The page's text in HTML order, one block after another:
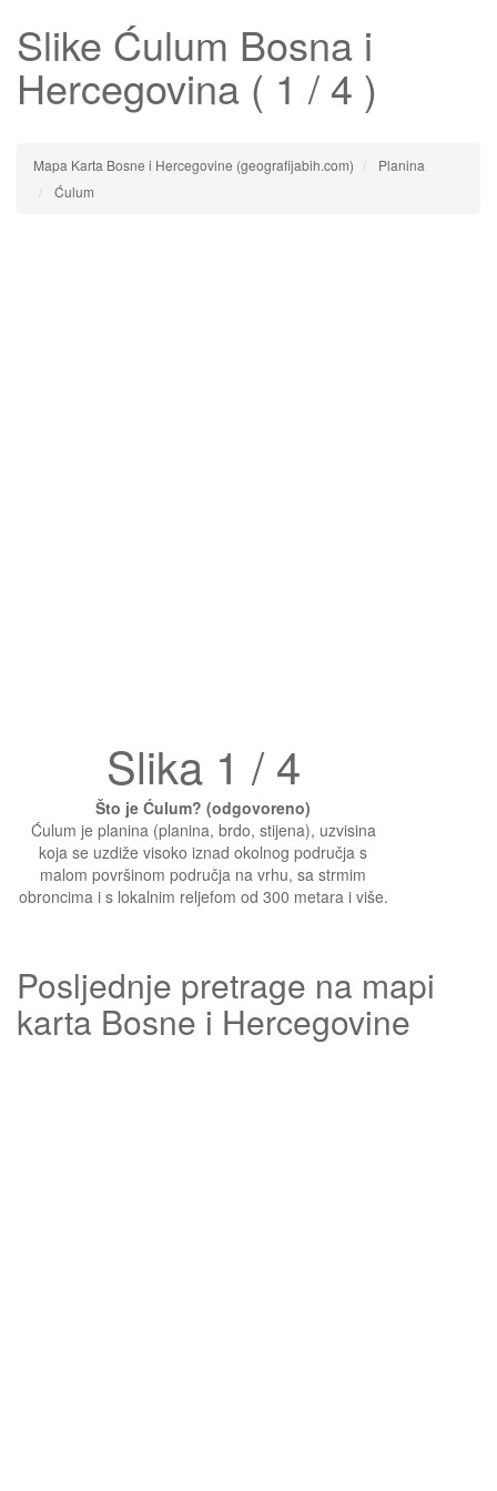
Slike Ćulum Bosna i
Hercegovina ( 1 / 4 )
Mapa Karta Bosne i Hercegovine (geografijabih.com)
Planina
Ćulum
Slika 1 / 4
Što je Ćulum? (odgovoreno)
Ćulum je planina (planina, brdo, stijena), uzvisina
koja se uzdiže visoko iznad okolnog područja s
malom površinom područja na vrhu, sa strmim
obroncima i s lokalnim reljefom od 300 metara i više.
Posljednje pretrage na mapi
karta Bosne i Hercegovine